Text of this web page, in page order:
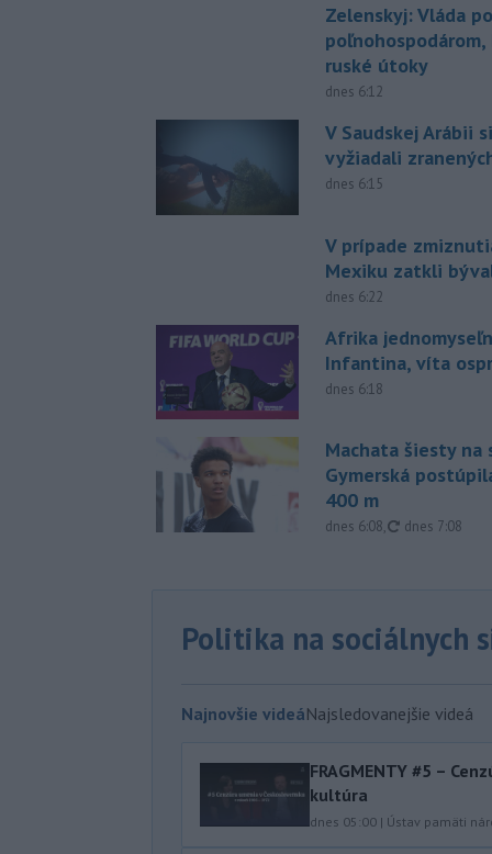
Zelenskyj: Vláda
ruské útoky
dnes 6:12
V Saudskej Arábii
vyžiadali
dnes 6:15
V prípade
Mexiku zatkli
dnes 6:22
Afrika
Infantina, víta
dnes 6:18
Machata šiesty na
Gymerská
400 m
dnes 6:08, aktualizované
dnes 7:08
Politika na sociálnych
Najnovšie videáNajsledovanejšie videá
FRAGMENTY #5 –
kultúra
dnes 05:00 | Ústav pamäti